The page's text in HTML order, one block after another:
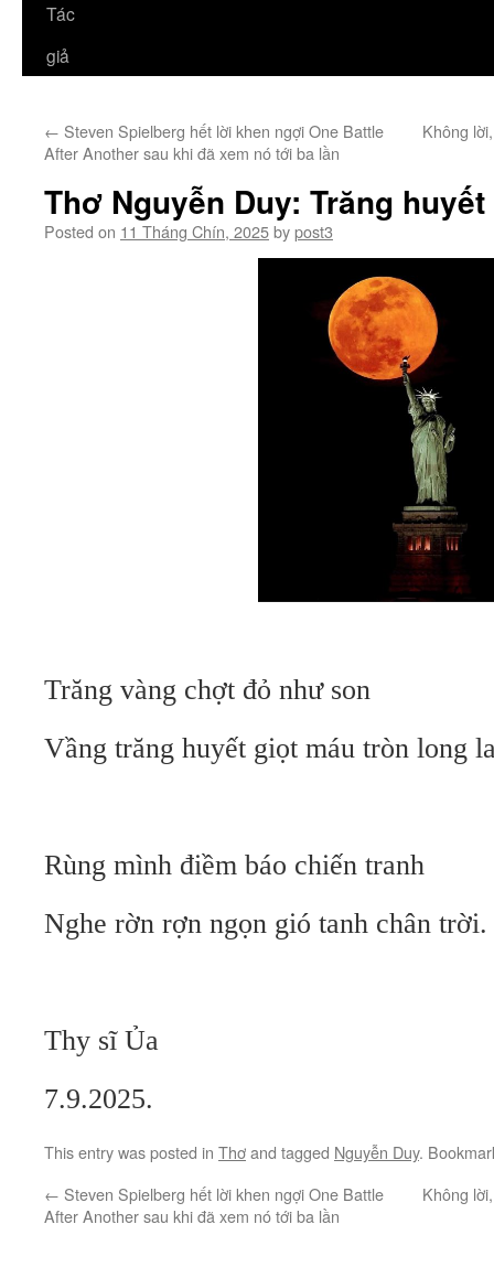
Tác
giả
← Steven Spielberg hết lời khen ngợi One Battle
After Another sau khi đã xem nó tới ba lần
Không
Thơ Nguyễn Duy: Trăng huyết
Posted on 11 Tháng Chín, 2025bypost3
Trăng vàng chợt đỏ như son
Vầng trăng huyết giọt máu tròn long
Rùng mình điềm báo chiến tranh
Nghe rờn rợn ngọn gió tanh chân trời.
Thy sĩ Ủa
7.9.2025.
This entry was posted in Thơand tagged Nguyễn Duy.
← Steven Spielberg hết lời khen ngợi One Battle
After Another sau khi đã xem nó tới ba lần
Không